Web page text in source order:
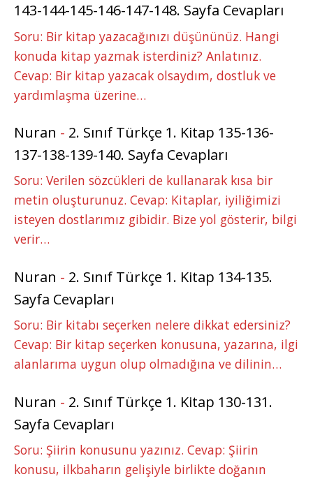
143-144-145-146-147-148. Sayfa Cevapları
Soru: Bir kitap yazacağınızı düşününüz. Hangi
konuda kitap yazmak isterdiniz? Anlatınız.
Cevap: Bir kitap yazacak olsaydım, dostluk ve
yardımlaşma üzerine…
Nuran - 2. Sınıf Türkçe 1. Kitap 135-136-
137-138-139-140. Sayfa Cevapları
Soru: Verilen sözcükleri de kullanarak kısa bir
metin oluşturunuz. Cevap: Kitaplar, iyiliğimizi
isteyen dostlarımız gibidir. Bize yol gösterir, bilgi
verir…
Nuran - 2. Sınıf Türkçe 1. Kitap 134-135.
Sayfa Cevapları
Soru: Bir kitabı seçerken nelere dikkat edersiniz?
Cevap: Bir kitap seçerken konusuna, yazarına, ilgi
alanlarıma uygun olup olmadığına ve dilinin…
Nuran - 2. Sınıf Türkçe 1. Kitap 130-131.
Sayfa Cevapları
Soru: Şiirin konusunu yazınız. Cevap: Şiirin
konusu, ilkbaharın gelişiyle birlikte doğanın